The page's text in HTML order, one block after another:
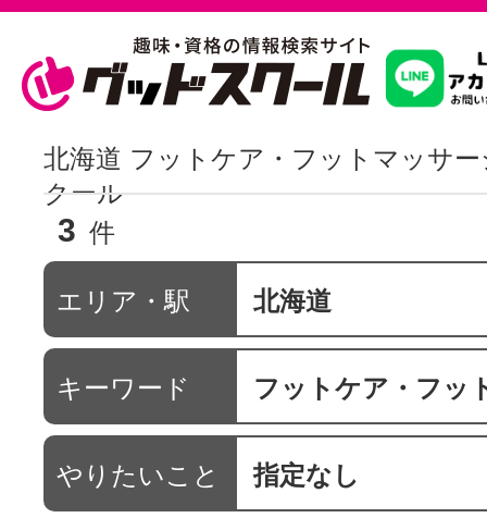
習いたいこ
駅・路線か
通信講座を
北海道 フットケア・フットマッサ
クール
3 件
エリア・駅 北海道
キーワード フットケア・フット
やりたいこと 指定なし